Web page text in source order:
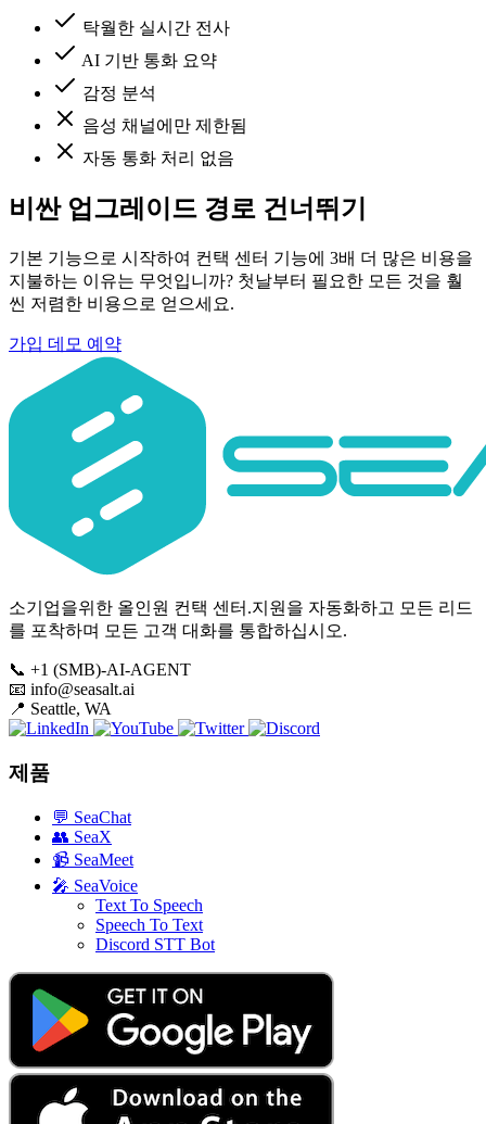
탁월한 실시간 전사
AI 기반 통화 요약
감정 분석
음성 채널에만 제한됨
자동 통화 처리 없음
비싼 업그레이드 경로 건너뛰기
기본 기능으로 시작하여 컨택 센터 기능에 3배 더 많은 비용을
지불하는 이유는 무엇입니까? 첫날부터 필요한 모든 것을 훨
씬 저렴한 비용으로 얻으세요.
가입 데모 예약
소기업을위한 올인원 컨택 센터.지원을 자동화하고 모든 리드
를 포착하며 모든 고객 대화를 통합하십시오.
📞 +1 (SMB)-AI-AGENT
📧 info@seasalt.ai
📍 Seattle, WA
제품
💬 SeaChat
👥 SeaX
📹 SeaMeet
🎤 SeaVoice
Text To Speech
Speech To Text
Discord STT Bot